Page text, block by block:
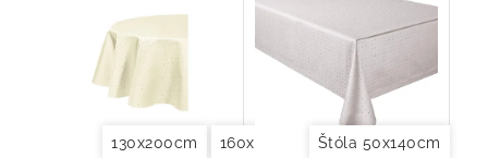
130x200cm 160x250cm Štóla 50x140cm